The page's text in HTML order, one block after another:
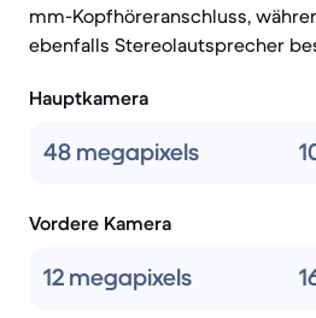
mm-Kopfhöreranschluss,
ebenfalls Stereolautsprecher
Hauptkamera
48 megapixels
Vordere Kamera
12 megapixels